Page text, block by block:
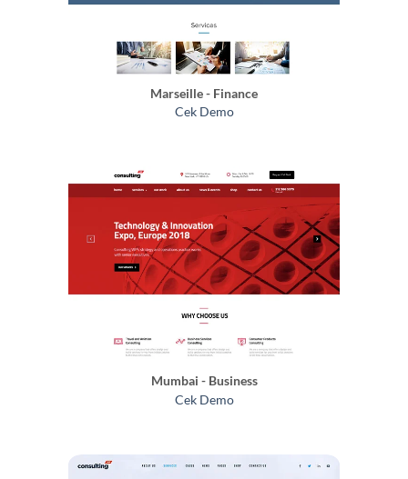
Marseille - Finance
Cek Demo
Mumbai - Business
Cek Demo